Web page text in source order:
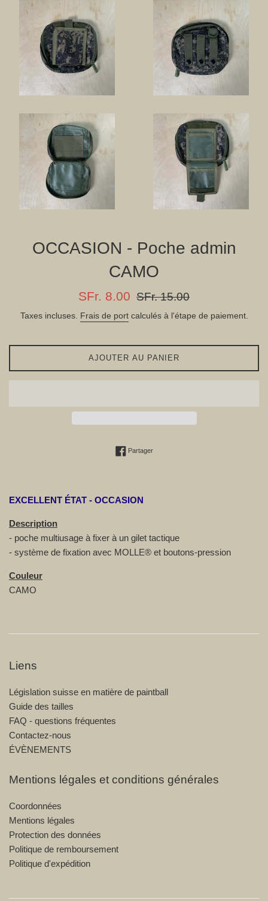
OCCASION - Poche admin
CAMO
Prix
SFr. 8.00
Prix
SFr. 15.00
Taxes incluses. Frais de portcalculés à l'étape de paiement.
AJOUTER AU PANIER
PartagerPartager sur Facebook
EXCELLENT ÉTAT - OCCASION
Description
- poche multiusage à fixer à un gilet tactique
- système de fixation avec MOLLE® et boutons-pression
Couleur
CAMO
Liens
Législation suisse en matière de paintball
Guide des tailles
FAQ - questions fréquentes
Contactez-nous
ÉVÈNEMENTS
Mentions légales et conditions générales
Coordonnées
Mentions légales
Protection des données
Politique de remboursement
Politique d'expédition